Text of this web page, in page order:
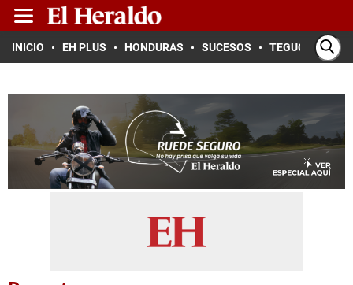
INICIO EH PLUS HONDURAS SUCESOS TEGUCIGALPA